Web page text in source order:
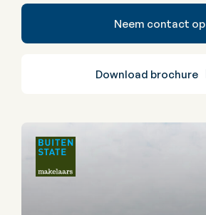
Neem contact op
Download brochure